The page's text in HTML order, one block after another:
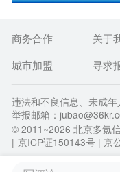
商务合作 关于
城市加盟
寻求
违法和不良信息、未成
举报邮箱：
© 2011~2026 北京多氪
| 京ICP证150143号 | 京